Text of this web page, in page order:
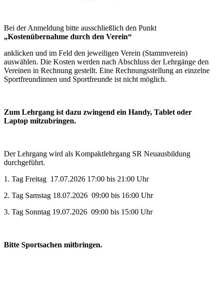
Bei der Anmeldung bitte ausschließlich den Punkt
„Kostenübernahme durch den Verein“
anklicken und im Feld den jeweiligen Verein (Stammverein)
auswählen. Die Kosten werden nach Abschluss der Lehrgänge den
Vereinen in Rechnung gestellt. Eine Rechnungsstellung an einzelne
Sportfreundinnen und Sportfreunde ist nicht möglich.
Zum Lehrgang ist dazu zwingend ein Handy, Tablet oder
Laptop mitzubringen.
Der Lehrgang wird als Kompaktlehrgang SR Neuausbildung
durchgeführt.
1. Tag Freitag 17.07.2026 17:00 bis 21:00 Uhr
2. Tag Samstag 18.07.2026 09:00 bis 16:00 Uhr
3. Tag Sonntag 19.07.2026 09:00 bis 15:00 Uhr
Bitte Sportsachen mitbringen.